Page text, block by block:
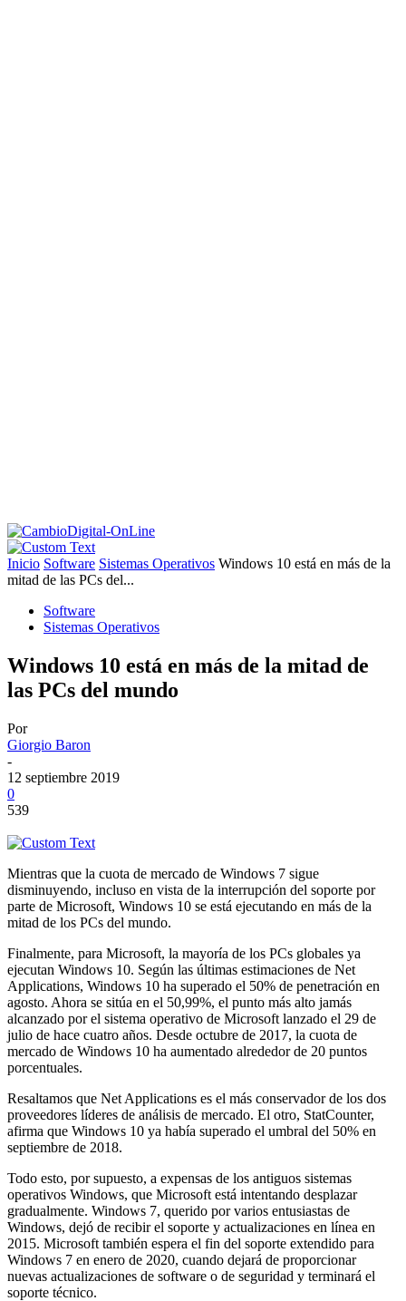
Inicio Software Sistemas Operativos Windows 10 está en más de la
mitad de las PCs del...
Software
Sistemas Operativos
Windows 10 está en más de la mitad de
las PCs del mundo
Por
Giorgio Baron
-
12 septiembre 2019
0
539
Mientras que la cuota de mercado de Windows 7 sigue
disminuyendo, incluso en vista de la interrupción del soporte por
parte de Microsoft, Windows 10 se está ejecutando en más de la
mitad de los PCs del mundo.
Finalmente, para Microsoft, la mayoría de los PCs globales ya
ejecutan Windows 10. Según las últimas estimaciones de Net
Applications, Windows 10 ha superado el 50% de penetración en
agosto. Ahora se sitúa en el 50,99%, el punto más alto jamás
alcanzado por el sistema operativo de Microsoft lanzado el 29 de
julio de hace cuatro años. Desde octubre de 2017, la cuota de
mercado de Windows 10 ha aumentado alrededor de 20 puntos
porcentuales.
Resaltamos que Net Applications es el más conservador de los dos
proveedores líderes de análisis de mercado. El otro, StatCounter,
afirma que Windows 10 ya había superado el umbral del 50% en
septiembre de 2018.
Todo esto, por supuesto, a expensas de los antiguos sistemas
operativos Windows, que Microsoft está intentando desplazar
gradualmente. Windows 7, querido por varios entusiastas de
Windows, dejó de recibir el soporte y actualizaciones en línea en
2015. Microsoft también espera el fin del soporte extendido para
Windows 7 en enero de 2020, cuando dejará de proporcionar
nuevas actualizaciones de software o de seguridad y terminará el
soporte técnico.